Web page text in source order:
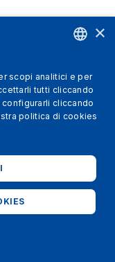
SPANISH
ITALIAN
FRENCH
×
scopi analitici e per
tutti cliccando
cliccando
politica di cookies